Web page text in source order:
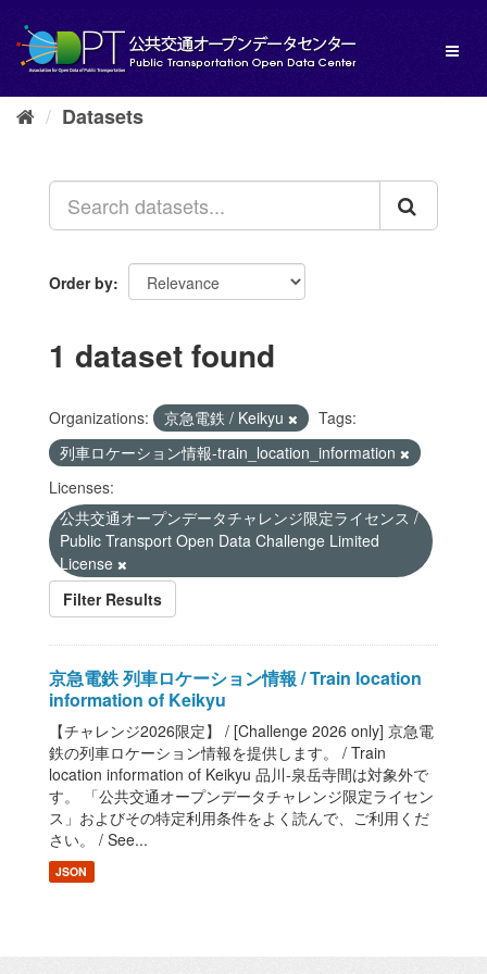
content
Datasets
Order by
1 dataset found
Organizations: 京急電鉄 / Keikyu
Tags:
列車ロケーション情報-train_location_information
Licenses:
公共交通オープンデータチャレンジ限定ライセンス /
Public Transport Open Data Challenge Limited
License
Filter Results
京急電鉄 列車ロケーション情報 / Train location
information of Keikyu
【チャレンジ2026限定】 / [Challenge 2026 only] 京急電
鉄の列車ロケーション情報を提供します。 / Train
location information of Keikyu 品川-泉岳寺間は対象外で
す。 「公共交通オープンデータチャレンジ限定ライセン
ス」およびその特定利用条件をよく読んで、ご利用くだ
さい。 / See...
JSON